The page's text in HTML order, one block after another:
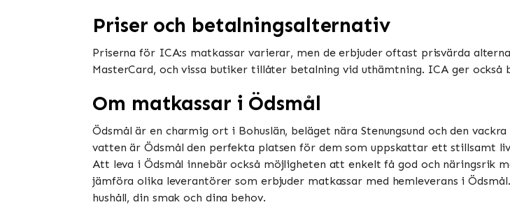
Priser och betalningsalternativ
Priserna för ICA:s matkassar varierar, men de erbjuder oftast prisvärda
MasterCard, och vissa butiker tillåter betalning vid uthämtning. ICA ger också
Om matkassar i Ödsmål
Ödsmål är en charmig ort i Bohuslän, beläget nära Stenungsund och den
vatten är Ödsmål den perfekta platsen för dem som uppskattar ett stillsamt
Att leva i Ödsmål innebär också möjligheten att enkelt få god och näringsrik
jämföra olika leverantörer som erbjuder matkassar med hemleverans i
hushåll, din smak och dina behov.